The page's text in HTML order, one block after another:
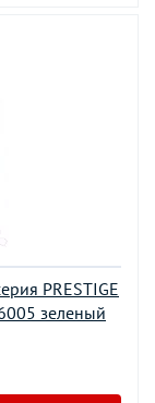
PRESTIGE
зеленый